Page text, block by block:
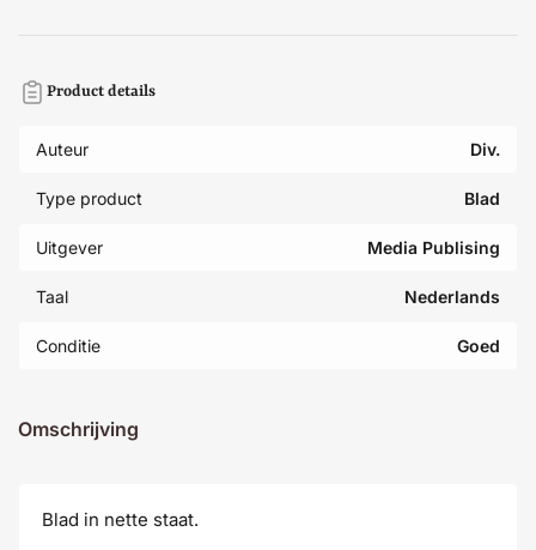
Product details
Auteur Div.
Type product Blad
Uitgever Media Publising
Taal Nederlands
Conditie Goed
Omschrijving
Blad in nette staat.